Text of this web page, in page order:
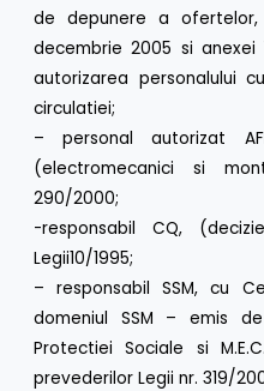
de depunere a
decembrie 2005 si anexei
autorizarea personalului
circulatiei;
– personal autorizat
(electromecanici si
290/2000;
-responsabil CQ,
Legii10/1995;
– responsabil SSM, cu
domeniul SSM – emis
Protectiei Sociale si
prevederilor Legii nr. 319/